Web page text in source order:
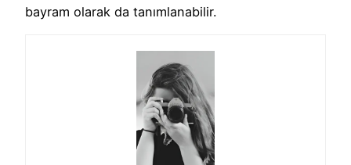
bayram olarak da tanımlanabilir.